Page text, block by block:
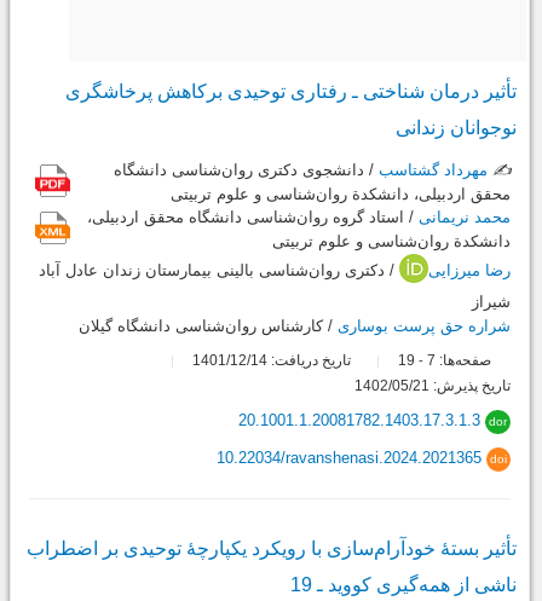
تأثیر درمان‌ شناختی ـ رفتاری توحیدی برکاهش پرخاشگری
نوجوانان زندانی
✍️ مهرداد گشتاسب / دانشجوی دکتری روان‌شناسی دانشگاه
محقق اردبیلی، دانشکدة روان‌شناسی و علوم تربیتی
محمد نریمانی / استاد گروه روان‌شناسی دانشگاه محقق اردبیلی،
دانشکدة روان‌شناسی و علوم تربیتی
رضا میرزایی
/ دکتری روان‌شناسی بالینی بیمارستان زندان عادل ‌آباد
شیراز
شراره حق پرست بوساری / کارشناس روان‌شناسی دانشگاه گیلان
صفحه‌ها: 7
-
تاریخ دریافت: 1401/12/14
تاریخ پذیرش: 1402/05/21
dor
20.1001.1.20081782.1403.17.3.1.3
doi
10.22034/ravanshenasi.2024.2021365
تأثیر بستۀ خودآرام‌سازی با رویکرد یکپارچۀ توحیدی بر اضطراب
ناشی از همه‌گیری کووید ـ 19